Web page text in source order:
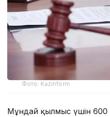
Фото: Kazinform
Мұндай қылмыс үшін 600